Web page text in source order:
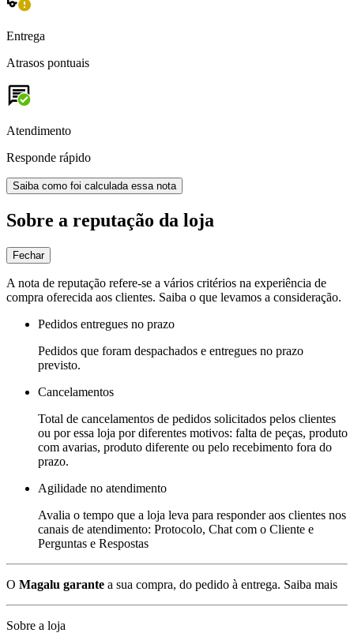
Entrega
Atrasos pontuais
Atendimento
Responde rápido
Saiba como foi calculada essa nota
Sobre a reputação da loja
Fechar
A nota de reputação refere-se a vários critérios na experiência de
compra oferecida aos clientes. Saiba o que levamos a consideração.
Pedidos entregues no prazo
Pedidos que foram despachados e entregues no prazo
previsto.
Cancelamentos
Total de cancelamentos de pedidos solicitados pelos clientes
ou por essa loja por diferentes motivos: falta de peças, produto
com avarias, produto diferente ou pelo recebimento fora do
prazo.
Agilidade no atendimento
Avalia o tempo que a loja leva para responder aos clientes nos
canais de atendimento: Protocolo, Chat com o Cliente e
Perguntas e Respostas
O Magalu garante a sua compra, do pedido à entrega. Saiba mais
Sobre a loja